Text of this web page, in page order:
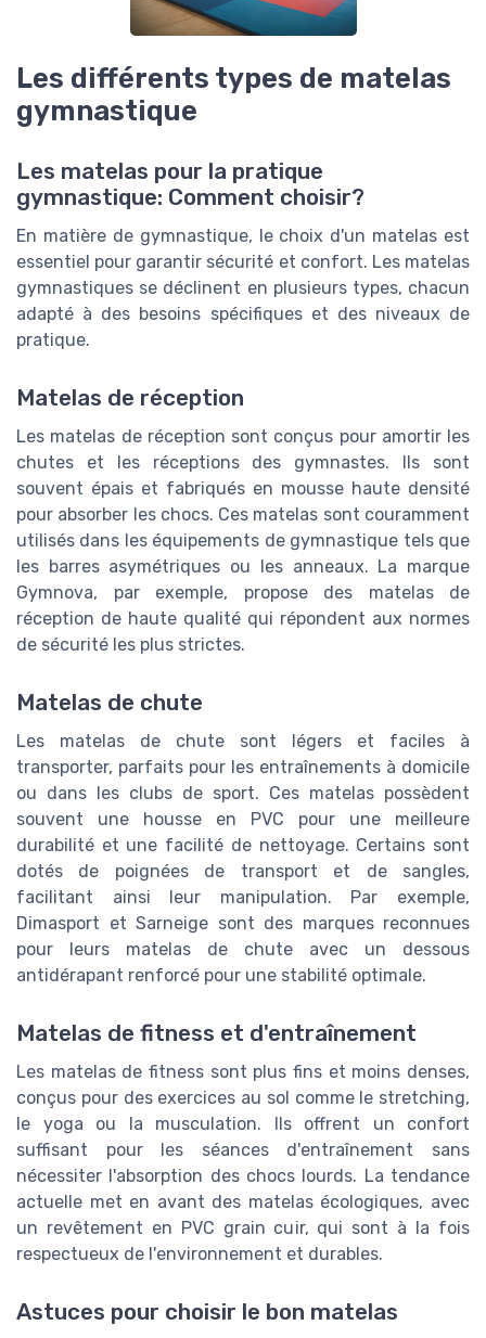
Les différents types de matelas
gymnastique
Les matelas pour la pratique
gymnastique: Comment choisir?
En matière de gymnastique, le choix d'un matelas est
essentiel pour garantir sécurité et confort. Les matelas
gymnastiques se déclinent en plusieurs types, chacun
adapté à des besoins spécifiques et des niveaux de
pratique.
Matelas de réception
Les matelas de réception sont conçus pour amortir les
chutes et les réceptions des gymnastes. Ils sont
souvent épais et fabriqués en mousse haute densité
pour absorber les chocs. Ces matelas sont couramment
utilisés dans les équipements de gymnastique tels que
les barres asymétriques ou les anneaux. La marque
Gymnova, par exemple, propose des matelas de
réception de haute qualité qui répondent aux normes
de sécurité les plus strictes.
Matelas de chute
Les matelas de chute sont légers et faciles à
transporter, parfaits pour les entraînements à domicile
ou dans les clubs de sport. Ces matelas possèdent
souvent une housse en PVC pour une meilleure
durabilité et une facilité de nettoyage. Certains sont
dotés de poignées de transport et de sangles,
facilitant ainsi leur manipulation. Par exemple,
Dimasport et Sarneige sont des marques reconnues
pour leurs matelas de chute avec un dessous
antidérapant renforcé pour une stabilité optimale.
Matelas de fitness et d'entraînement
Les matelas de fitness sont plus fins et moins denses,
conçus pour des exercices au sol comme le stretching,
le yoga ou la musculation. Ils offrent un confort
suffisant pour les séances d'entraînement sans
nécessiter l'absorption des chocs lourds. La tendance
actuelle met en avant des matelas écologiques, avec
un revêtement en PVC grain cuir, qui sont à la fois
respectueux de l'environnement et durables.
Astuces pour choisir le bon matelas